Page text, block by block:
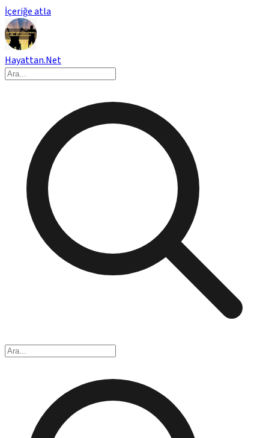
İçeriğe atla
Hayattan.Net